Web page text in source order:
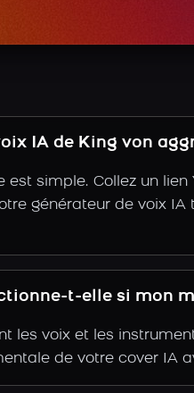
IA de King von
est simple. Collez un
générateur de voix
t-elle si mon
les voix et les
de votre cover IA